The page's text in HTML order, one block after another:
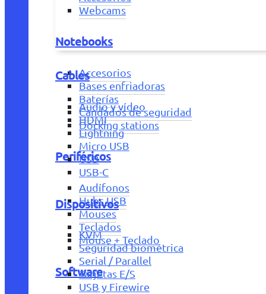
Webcams
Notebooks
Accesorios
Bases enfriadoras
Baterías
Candados de seguridad
Docking stations
Periféricos
Audífonos
Hubs USB
Mouses
Teclados
Mouse + Teclado
Software
Cables
Audio y vídeo
HDMI
Lightning
Micro USB
USB
USB-C
Dispositivos
KVM
Seguridad biométrica
Serial / Parallel
Tarjetas E/S
USB y Firewire